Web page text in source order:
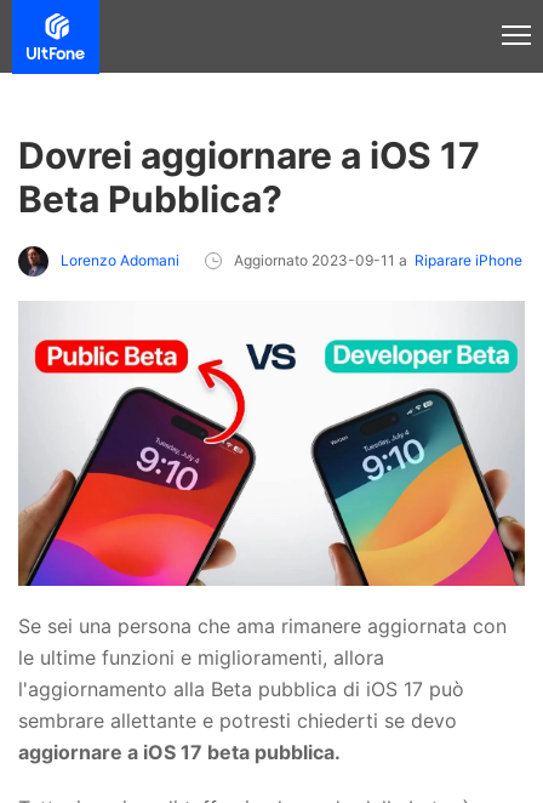
Dovrei aggiornare a iOS 17
Beta Pubblica?
Lorenzo Adomani Aggiornato 2023-09-11 a Riparare iPhone
Se sei una persona che ama rimanere aggiornata con
le ultime funzioni e miglioramenti, allora
l'aggiornamento alla Beta pubblica di iOS 17 può
sembrare allettante e potresti chiederti se devo
aggiornare a iOS 17 beta pubblica.